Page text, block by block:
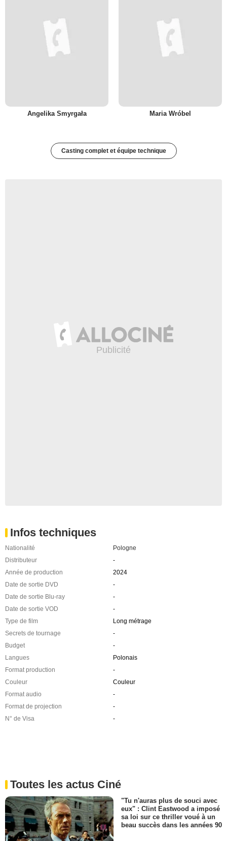
Angelika Smyrgała Maria Wróbel
Casting complet et équipe technique
Infos techniques
Nationalité
Pologne
Distributeur
-
Année de production
2024
Date de sortie DVD
-
Date de sortie Blu-ray
-
Date de sortie VOD
-
Type de film
Long métrage
Secrets de tournage
-
Budget
-
Langues
Polonais
Format production
-
Couleur
Couleur
Format audio
-
Format de projection
-
N° de Visa
-
Toutes les actus Ciné
"Tu n'auras plus de souci avec
eux" : Clint Eastwood a imposé
sa loi sur ce thriller voué à un
beau succès dans les années 90